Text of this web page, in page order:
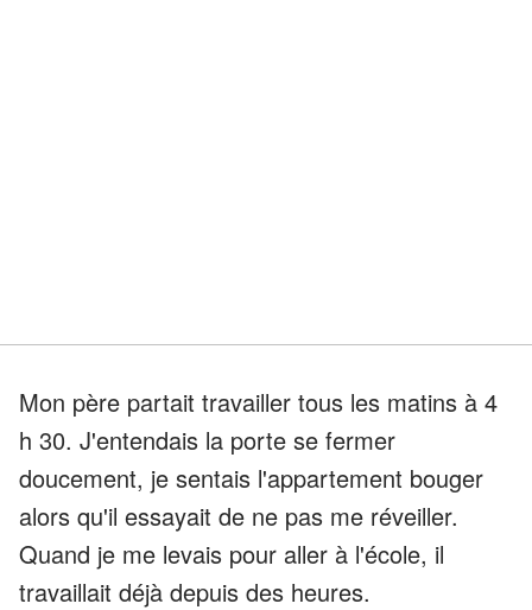
Mon père partait travailler tous les matins à 4
h 30. J'entendais la porte se fermer
doucement, je sentais l'appartement bouger
alors qu'il essayait de ne pas me réveiller.
Quand je me levais pour aller à l'école, il
travaillait déjà depuis des heures.